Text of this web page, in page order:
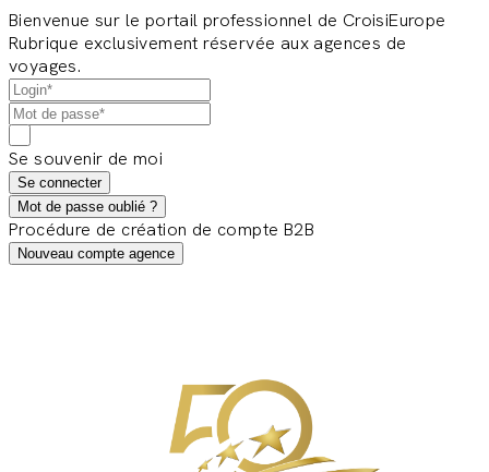
Bienvenue sur le portail professionnel de CroisiEurope
Rubrique exclusivement réservée aux agences de
voyages.
Se souvenir de moi
Se connecter
Mot de passe oublié ?
Procédure de création de compte B2B
Nouveau compte agence